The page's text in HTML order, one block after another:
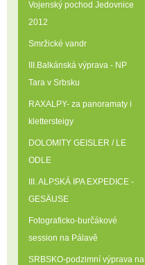
Vojenský pochod Jedovnice
2012
Smržické vandr
III.Balkánská výprava - NP
Tara v Srbsku
RAXALPY- za panoramaty i
klettersteigy
DOLOMITY GEISLER / LE
ODLE
III. ALPSKÁ IPA EXPEDICE -
GESÄUSE
Fotograficko-burčákové
session na Pálavě
SRBSKO-podzimní výprava na